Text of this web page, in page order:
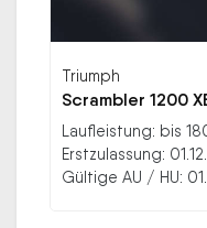
Triumph
Scrambler 1200
Laufleistung: bis
Erstzulassung:
Gültige AU / HU: